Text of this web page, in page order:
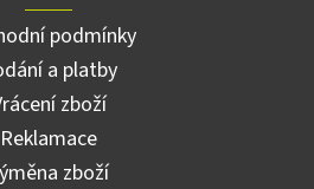
podmínky
a platby
zboží
Reklamace
zboží